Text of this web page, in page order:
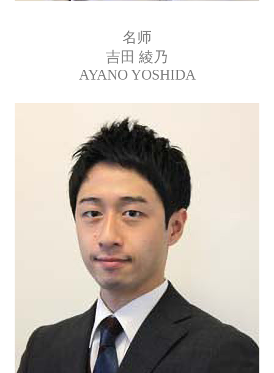
名师
吉田 綾乃
AYANO YOSHIDA